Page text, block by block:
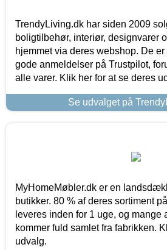
TrendyLiving.dk har siden 2009
boligtilbehør, interiør, designvarer
hjemmet via deres webshop. De
gode anmeldelser på Trustpilot,
alle varer. Klik her for at se deres
Se udvalget på
MyHomeMøbler.dk er en
butikker. 80 % af deres sortiment
leveres inden for 1 uge, og mange
kommer fuld samlet fra fabrikken.
udvalg.